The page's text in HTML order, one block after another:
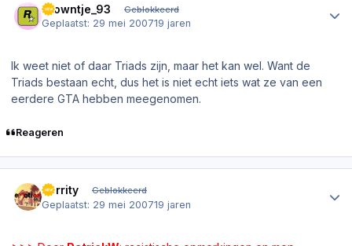
Clowntje_93 Geblokkeerd
Geplaatst: 29 mei 200719 jaren
Ik weet niet of daar Triads zijn, maar het kan wel. Want de
Triads bestaan echt, dus het is niet echt iets wat ze van een
eerdere GTA hebben meegenomen.
Reageren
Verrity Geblokkeerd
Geplaatst: 29 mei 200719 jaren